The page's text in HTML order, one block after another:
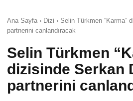
Ana Sayfa › Dizi › Selin Türkmen “Karma”
partnerini canlandıracak
Selin Türkmen
dizisinde Serkan
partnerini